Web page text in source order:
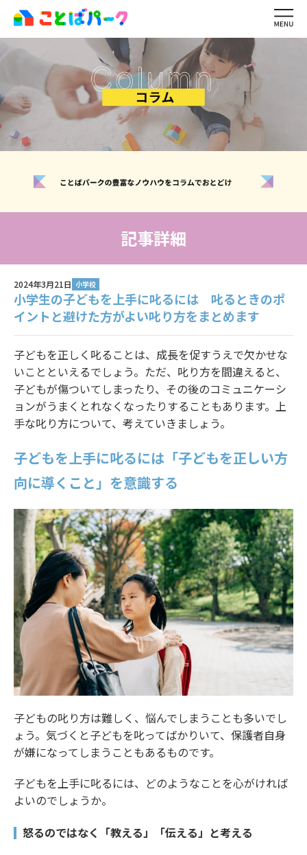
ことばパークの特長
生徒・保護者の声
ワーキングメモリとは？
レッスン内容・
料金
講師紹介
ご利用の
流れ
お問い合わせ
法人様ログイン
記事詳細
2024年3月21日 小学校
小学生の子どもを上手に叱るには 叱るときのポ
イントと避けた方がよい叱り方をまとめます
子どもを正しく叱ることは、成長を促すうえで欠かせな
いことといえるでしょう。ただ、叱り方を間違えると、
子どもが傷ついてしまったり、その後のコミュニケーシ
ョンがうまくとれなくなったりすることもあります。上
手な叱り方について、考えていきましょう。
子どもを上手に叱るには「子どもを正しい方
向に導くこと」を意識する
子どもの叱り方は難しく、悩んでしまうことも多いでし
ょう。気づくと子どもを叱ってばかりいて、保護者自身
が嫌になってしまうこともあるものです。
子どもを上手に叱るには、どのようなことを心がければ
よいのでしょうか。
怒るのではなく「教える」「伝える」と考える